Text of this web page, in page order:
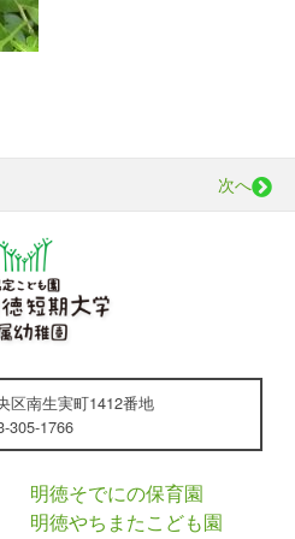
次へ
区南生実町1412番地
305-1766
明徳そでにの保育園
明徳やちまたこども園